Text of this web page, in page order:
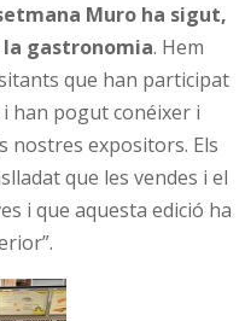
Muro ha sigut,
la gastronomia. Hem
que han participat
han pogut conéixer i
nostres expositors. Els
que les vendes i el
i que aquesta edició ha